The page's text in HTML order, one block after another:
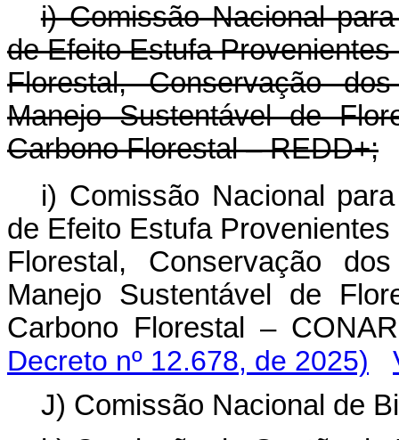
i) Comissão Nacional
de Efeito Estufa
Florestal, Conservação
Manejo Sustentável de
Carbono Florestal – REDD+;
i) Comissão Nacional
de Efeito Estufa
Florestal, Conservação
Manejo Sustentável de
Carbono Florestal –
Decreto nº 12.678, de 2025)
J) Comissão Nacional de